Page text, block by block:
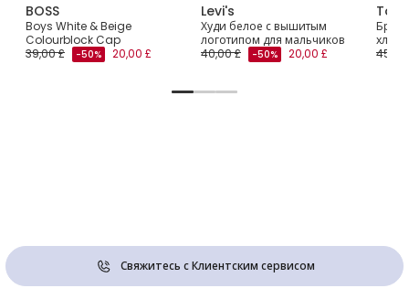
BOSS
Boys White & Beige
Colourblock Cap
39,00 £
-50% 20,00 £
Levi's
Худи белое с вышитым
логотипом для мальчиков
40,00 £
-50% 20,00 £
45,00
Свяжитесь с Клиентским сервисом